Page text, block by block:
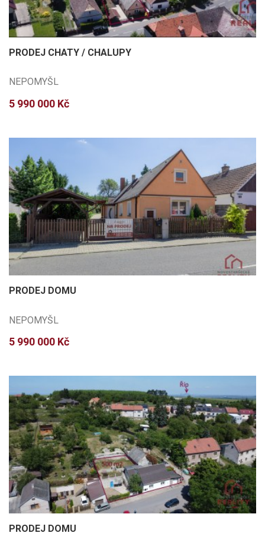
PRODEJ CHATY / CHALUPY
NEPOMYŠL
5 990 000 Kč
PRODEJ DOMU
NEPOMYŠL
5 990 000 Kč
PRODEJ DOMU